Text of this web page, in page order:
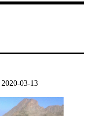
2020-03-13